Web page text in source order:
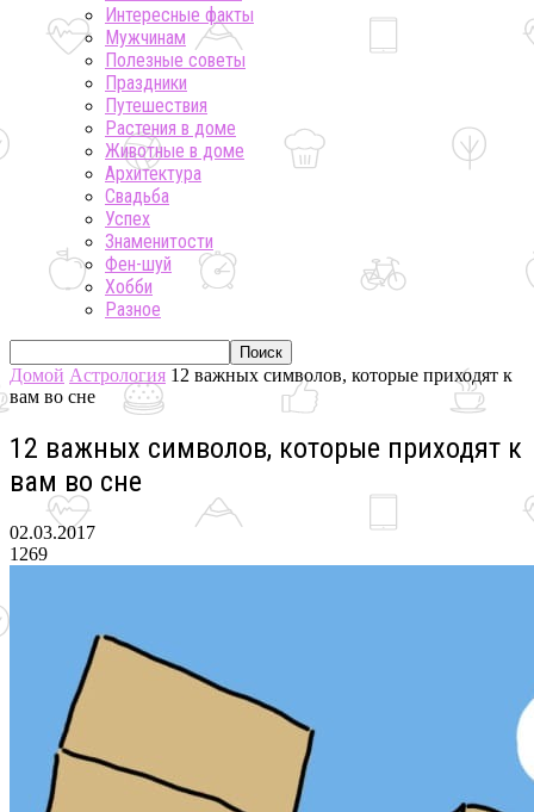
Интересные факты
Мужчинам
Полезные советы
Праздники
Путешествия
Растения в доме
Животные в доме
Архитектура
Свадьба
Успех
Знаменитости
Фен-шуй
Хобби
Разное
Домой Астрология 12 важных символов, которые приходят к
вам во сне
12 важных символов, которые приходят к
вам во сне
02.03.2017
1269